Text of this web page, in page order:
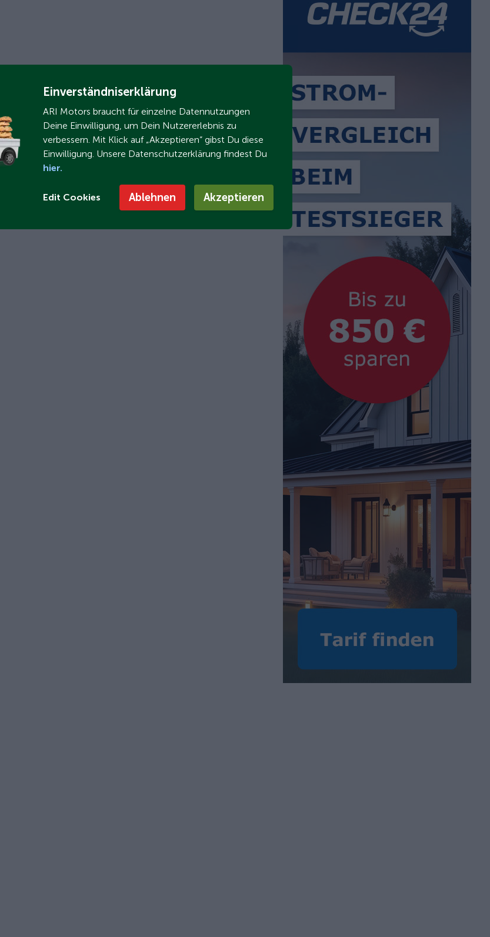
Einverständniserklärung
ARI Motors braucht für einzelne Datennutzungen
Deine Einwilligung, um Dein Nutzererlebnis zu
verbessern. Mit Klick auf „Akzeptieren“ gibst Du diese
Einwilligung. Unsere Datenschutzerklärung findest Du
hier.
Edit Cookies Ablehnen Akzeptieren